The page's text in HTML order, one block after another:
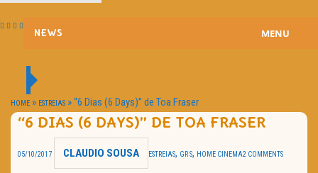
NEWS
PASSATEMPOS
HOME CINEMA
NOTA PESSOAL
MENU
HOME » ESTREIAS »“6 Dias (6 Days)” de Toa Fraser
“6 DIAS (6 DAYS)” DE TOA FRASER
05/10/2017 CLAUDIO SOUSA ESTREIAS, GR S, HOME CINEMA2 COMMENTS